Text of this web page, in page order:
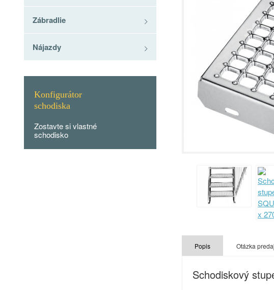
Popis Otázka
Schodiskový
Zábradlie
Nájazdy
Konfigurátor
schodiska
Zostavte si vlastné
schodisko